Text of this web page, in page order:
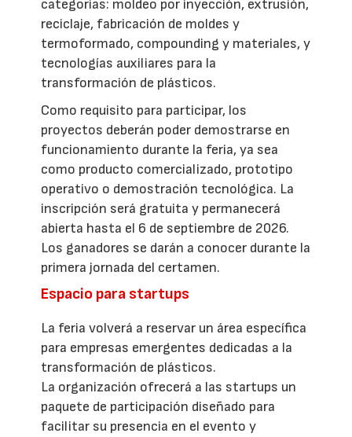
categorías: moldeo por inyección, extrusión,
reciclaje, fabricación de moldes y
termoformado, compounding y materiales, y
tecnologías auxiliares para la
transformación de plásticos.
Como requisito para participar, los
proyectos deberán poder demostrarse en
funcionamiento durante la feria, ya sea
como producto comercializado, prototipo
operativo o demostración tecnológica. La
inscripción será gratuita y permanecerá
abierta hasta el 6 de septiembre de 2026.
Los ganadores se darán a conocer durante la
primera jornada del certamen.
Espacio para startups
La feria volverá a reservar un área específica
para empresas emergentes dedicadas a la
transformación de plásticos.
La organización ofrecerá a las startups un
paquete de participación diseñado para
facilitar su presencia en el evento y